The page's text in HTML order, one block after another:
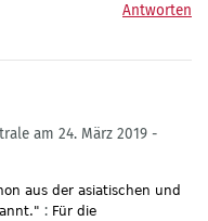
Antworten
am 24. März 2019 -
aus der asiatischen und
: Für die